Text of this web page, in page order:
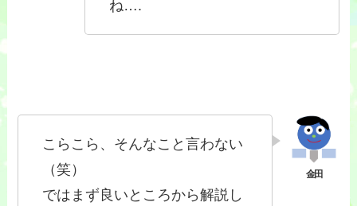
ね….
こらこら、そんなこと言わない
（笑）
ではまず良いところから解説し